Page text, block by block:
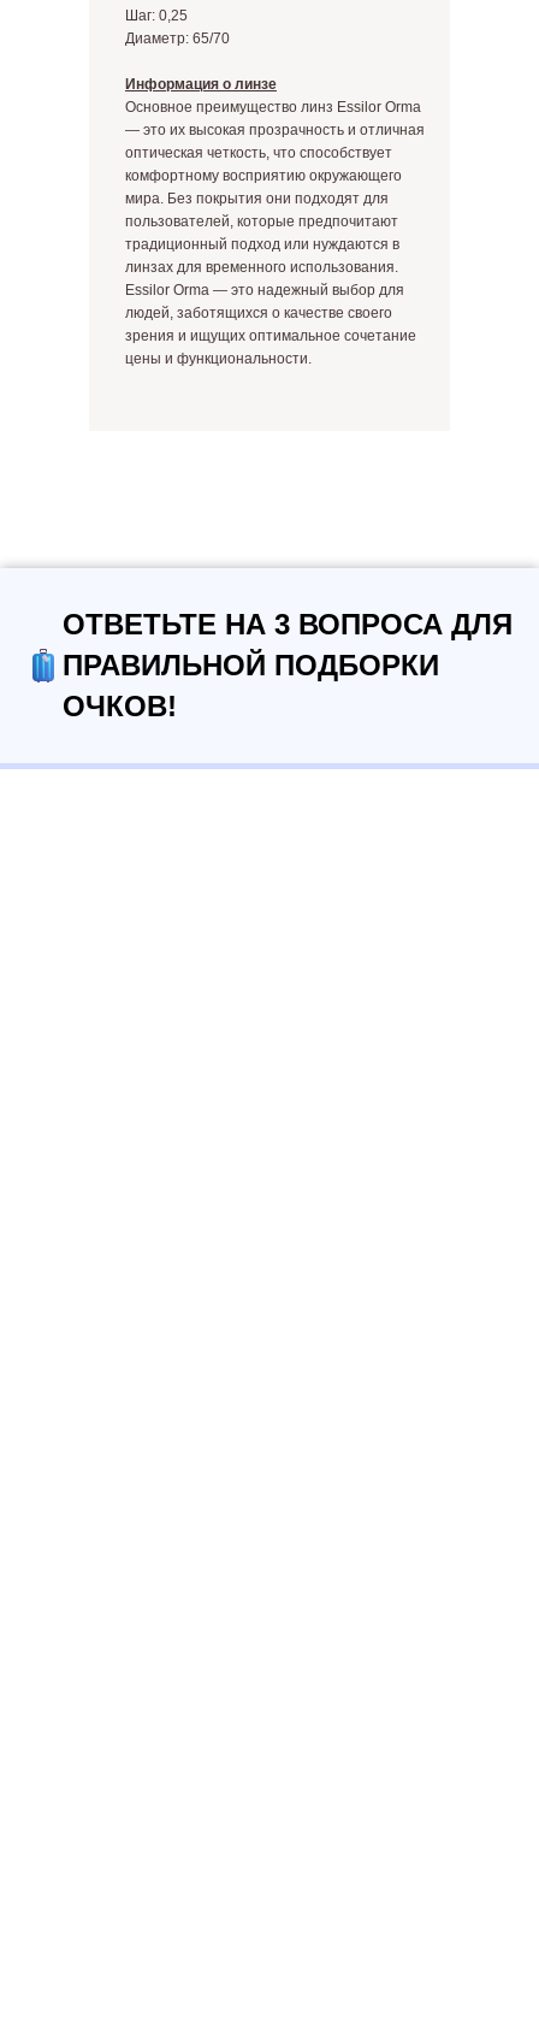
Шаг: 0,25
Диаметр: 65/70
Информация о линзе
Основное преимущество линз Essilor Orma
— это их высокая прозрачность и отличная
оптическая четкость, что способствует
комфортному восприятию окружающего
мира. Без покрытия они подходят для
пользователей, которые предпочитают
традиционный подход или нуждаются в
линзах для временного использования.
Essilor Orma — это надежный выбор для
людей, заботящихся о качестве своего
зрения и ищущих оптимальное сочетание
цены и функциональности.
ОТВЕТЬТЕ НА 3 ВОПРОСА ДЛЯ
ПРАВИЛЬНОЙ ПОДБОРКИ
ОЧКОВ!